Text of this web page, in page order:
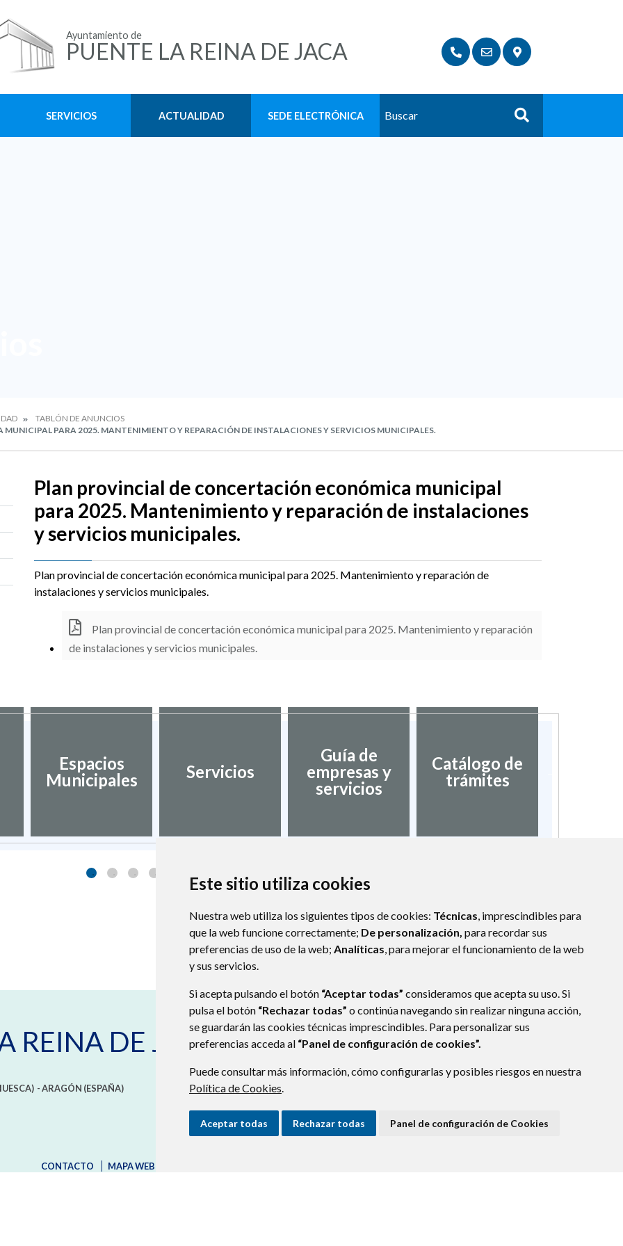
Este sitio utiliza cookies
Nuestra web utiliza los siguientes tipos de cookies: Técnicas, imprescindibles para
que la web funcione correctamente; De personalización, para recordar sus
preferencias de uso de la web; Analíticas, para mejorar el funcionamiento de la web
y sus servicios.
Si acepta pulsando el botón “Aceptar todas” consideramos que acepta su uso. Si
pulsa el botón “Rechazar todas” o continúa navegando sin realizar ninguna acción,
se guardarán las cookies técnicas imprescindibles. Para personalizar sus
preferencias acceda al “Panel de configuración de cookies”.
Puede consultar más información, cómo configurarlas y posibles riesgos en nuestra
Política de Cookies.
Aceptar todas Rechazar todas Panel de configuración de Cookies
Ayuntamiento de
PUENTE LA REINA DE JACA
SERVICIOS ACTUALIDAD SEDE ELECTRÓNICA Buscar
TABLÓN DE ANUNCIOS
PARA 2025. MANTENIMIENTO Y REPARACIÓN DE INSTALACIONES Y SERVICIOS MUNICIPALES.
Plan provincial de concertación económica municipal
para 2025. Mantenimiento y reparación de instalaciones
y servicios municipales.
Plan provincial de concertación económica municipal para 2025. Mantenimiento y reparación de
instalaciones y servicios municipales.
Plan provincial de concertación económica municipal para 2025. Mantenimiento y reparación
de instalaciones y servicios municipales.
Espacios
Municipales
Servicios
Guía de
empresas y
servicios
Catálogo de
trámites
REINA DE JACA
- ARAGÓN (ESPAÑA)
CONTACTO MAPA WEB